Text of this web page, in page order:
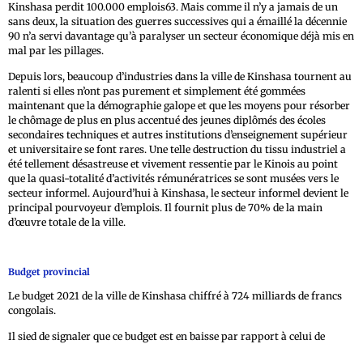
Kinshasa perdit 100.000 emplois63. Mais comme il n’y a jamais de un
sans deux, la situation des guerres successives qui a émaillé la décennie
90 n’a servi davantage qu’à paralyser un secteur économique déjà mis en
mal par les pillages.
Depuis lors, beaucoup d’industries dans la ville de Kinshasa tournent au
ralenti si elles n’ont pas purement et simplement été gommées
maintenant que la démographie galope et que les moyens pour résorber
le chômage de plus en plus accentué des jeunes diplômés des écoles
secondaires techniques et autres institutions d’enseignement supérieur
et universitaire se font rares. Une telle destruction du tissu industriel a
été tellement désastreuse et vivement ressentie par le Kinois au point
que la quasi-totalité d’activités rémunératrices se sont musées vers le
secteur informel. Aujourd’hui à Kinshasa, le secteur informel devient le
principal pourvoyeur d’emplois. Il fournit plus de 70% de la main
d’œuvre totale de la ville.
Budget provincial
Le budget 2021 de la ville de Kinshasa chiffré à 724 milliards de francs
congolais.
Il sied de signaler que ce budget est en baisse par rapport à celui de